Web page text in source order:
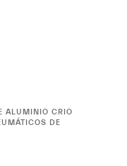
ALUMINIO CRIO
DE